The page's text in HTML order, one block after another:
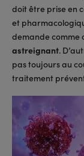
doit être prise en
et
demande comme
astreignant.
pas toujours au
traitement